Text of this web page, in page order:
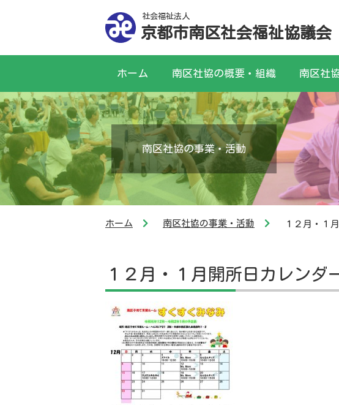
社会福祉法人
京都市南区社会福祉協議会
ホーム 南区社協の概要・組織 南区社
南区社協の事業・活動
ホーム 南区社協の事業・活動 １２月・１
１２月・１月開所日カレンダ